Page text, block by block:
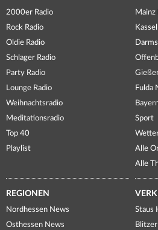
2000er Radio
Rock Radio
Oldie Radio
Schlager Radio
Party Radio
Lounge Radio
Weihnachtsradio
Meditationsradio
Top 40
Playlist
Mainz
Fulda
Sport
Alle
Alle
REGIONEN
Nordhessen News
Osthessen News
Staus